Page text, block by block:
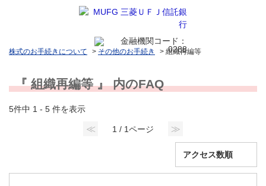
株式のお手続きについて > その他のお手続き > 組織再編等
『 組織再編等 』 内のFAQ
5件中 1 - 5 件を表示
≪ 1 / 1ページ ≫